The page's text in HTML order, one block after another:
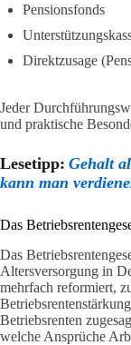
Pensionsfonds
Direktzusage
Jeder
und praktische
Lesetipp: Gehalt
kann man
Das
Das
Altersversorgung in
mehrfach reformiert,
Betriebsrenten
welche Ansprüche